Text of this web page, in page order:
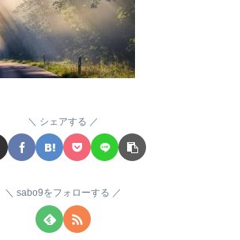
シェアする
sabo9をフォローする